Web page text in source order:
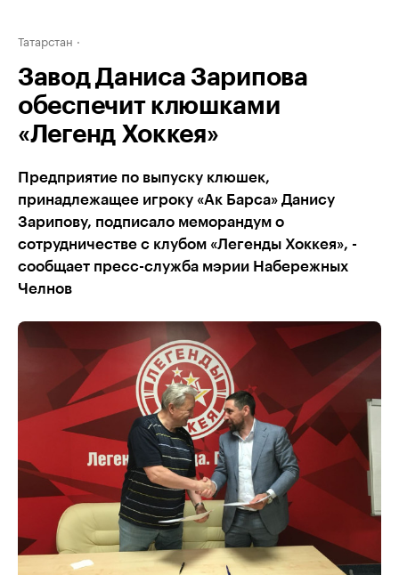
Татарстан
Завод Даниса Зарипова
обеспечит клюшками
«Легенд Хоккея»
Предприятие по выпуску клюшек,
принадлежащее игроку «Ак Барса» Данису
Зарипову, подписало меморандум о
сотрудничестве с клубом «Легенды Хоккея», -
сообщает пресс-служба мэрии Набережных
Челнов